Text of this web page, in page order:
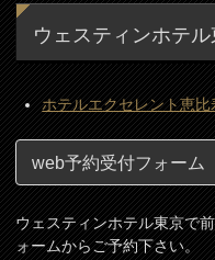
ウェスティンホテ
ホテルエクセレント恵比
web予約受付フォーム
ウェスティンホテル東京で
ォームからご予約下さい。